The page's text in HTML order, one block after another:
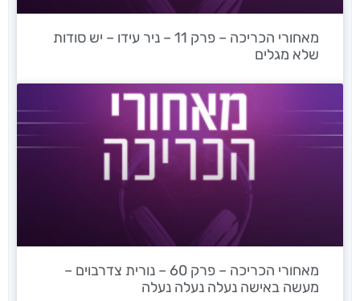
מאחורי הכריכה – פרק 11 – ניר עידו – יש סודות
שלא מגלים
מאחורי הכריכה – פרק 60 – נורית צדרבוים –
מעשה באישה נעלה נעלה נעלה